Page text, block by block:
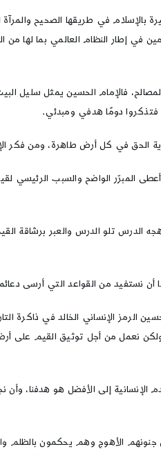
بالإسلام في طريقها الصحيح
إطار النظام العالمي بما لها من
فالإمام الحسين يمثل
دومًا هدفي ومبدئي.
الحق في كل أرض طاهرة، ومن فكر
المبرّر الواضح والسبب الرئيسي
الدرس تلو الدرس والعبر برشاقة
نستفيد من القواعد التي أرسى
الرمز الإنساني الخالد في
ولكن نعمل من أجل توثيق القيم
الإنسانية إلى الأفضل هو
الأهوج وهم يحكمون بالظلم